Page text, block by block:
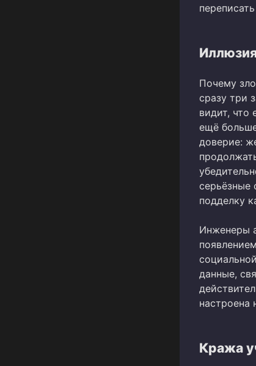
Почему
сразу три
видит, что
ещё
доверие:
серьёзные
подделку
Инженеры
данные,
настроена
Кража